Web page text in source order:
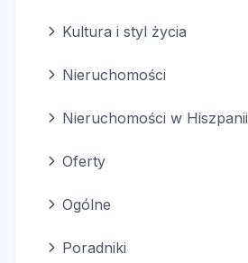
Kultura i styl życia
Nieruchomości
Nieruchomości w Hiszpanii
Oferty
Ogólne
Poradniki